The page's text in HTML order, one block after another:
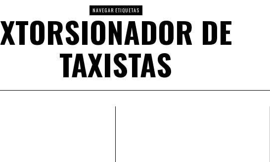
NAVEGAR ETIQUETAS
XTORSIONADOR DE
TAXISTAS